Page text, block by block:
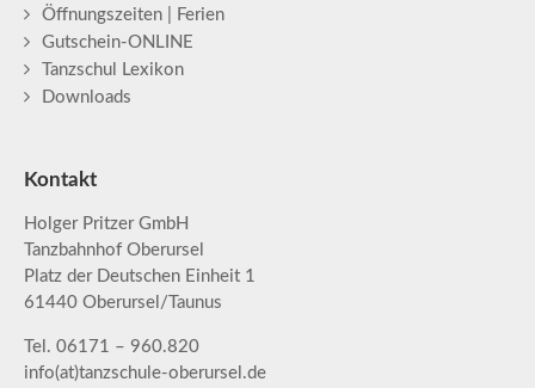
Öffnungszeiten | Ferien
Gutschein-ONLINE
Tanzschul Lexikon
Downloads
Kontakt
Holger Pritzer GmbH
Tanzbahnhof Oberursel
Platz der Deutschen Einheit 1
61440 Oberursel/Taunus
Tel. 06171 – 960.820
info(at)tanzschule-oberursel.de